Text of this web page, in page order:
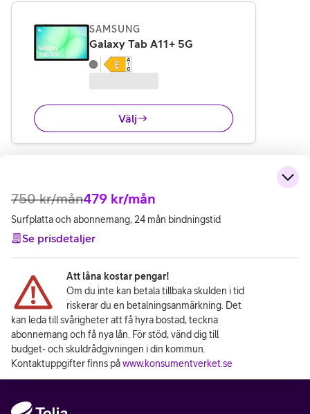
SAMSUNG
Galaxy Tab A11+ 5G
Välj
750 kr/mån479 kr/mån
Surfplatta och abonnemang, 24 mån bindningstid
Se prisdetaljer
Att låna kostar pengar!
Om du inte kan betala tillbaka skulden i tid
riskerar du en betalningsanmärkning. Det
kan leda till svårigheter att få hyra bostad, teckna
abonnemang och få nya lån. För stöd, vänd dig till
budget- och skuldrådgivningen i din kommun.
Kontaktuppgifter finns påwww.konsumentverket.se